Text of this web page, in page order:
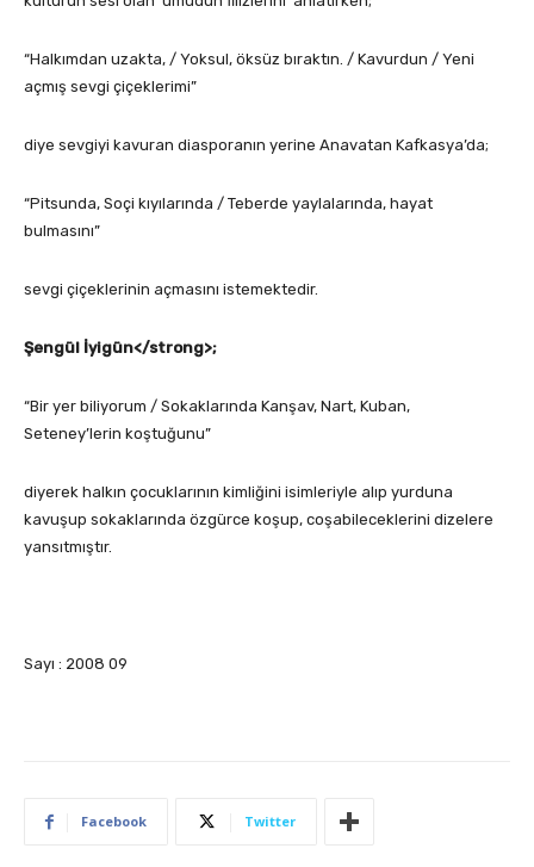
“Halkımdan uzakta, / Yoksul, öksüz bıraktın. / Kavurdun / Yeni
açmış sevgi çiçeklerimi”
diye sevgiyi kavuran diasporanın yerine Anavatan Kafkasya’da;
“Pitsunda, Soçi kıyılarında / Teberde yaylalarında, hayat
bulmasını”
sevgi çiçeklerinin açmasını istemektedir.
Şengül İyigün</strong>;
“Bir yer biliyorum / Sokaklarında Kanşav, Nart, Kuban,
Seteney’lerin koştuğunu”
diyerek halkın çocuklarının kimliğini isimleriyle alıp yurduna
kavuşup sokaklarında özgürce koşup, coşabileceklerini dizelere
yansıtmıştır.
Sayı : 2008 09
Facebook Twitter